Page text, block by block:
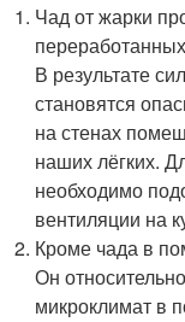
Чад от жарки
В результате
становятся
на стенах
наших лёгких.
необходимо
вентиляции на
Кроме чада в
Он
микроклимат в